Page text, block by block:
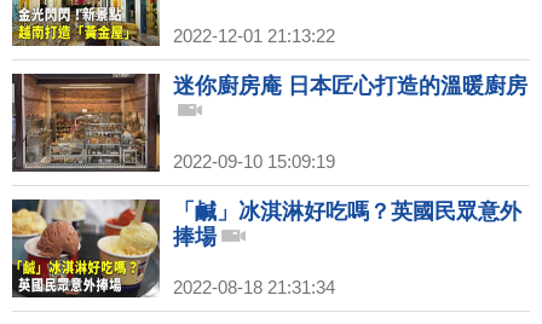
2022-12-01 21:13:22
迷你廚房庵 日本匠心打造的溫暖廚房
2022-09-10 15:09:19
「鹹」冰淇淋好吃嗎？英國民眾意外
捧場
2022-08-18 21:31:34